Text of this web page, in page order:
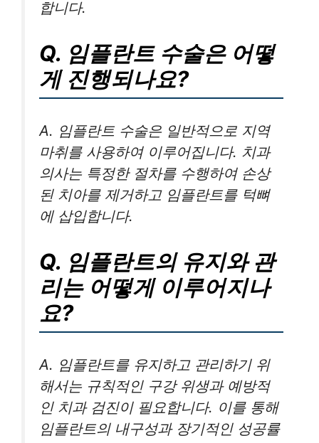
합니다.
Q. 임플란트 수술은 어떻
게 진행되나요?
A. 임플란트 수술은 일반적으로 지역
마취를 사용하여 이루어집니다. 치과
의사는 특정한 절차를 수행하여 손상
된 치아를 제거하고 임플란트를 턱뼈
에 삽입합니다.
Q. 임플란트의 유지와 관
리는 어떻게 이루어지나
요?
A. 임플란트를 유지하고 관리하기 위
해서는 규칙적인 구강 위생과 예방적
인 치과 검진이 필요합니다. 이를 통해
임플란트의 내구성과 장기적인 성공률